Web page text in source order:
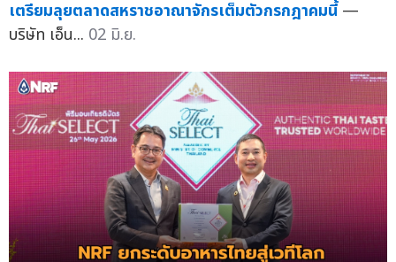
เตรียมลุยตลาดสหราชอาณาจักรเต็มตัวกรกฎาคมนี้ —
บริษัท เอ็น... 02 มิ.ย.